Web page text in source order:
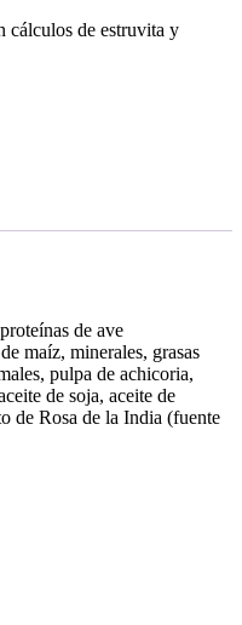
cálculos de estruvita y
de ave
maíz, minerales, grasas
pulpa de achicoria,
de soja, aceite de
de Rosa de la India (fuente